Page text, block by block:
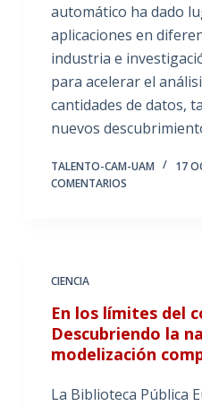
automático ha dado
aplicaciones en
industria e
para acelerar el
cantidades de datos,
nuevos
TALENTO-CAM-UAM 17
COMENTARIOS
CIENCIA
En los límites del
Descubriendo la
modelización
La Biblioteca Pública